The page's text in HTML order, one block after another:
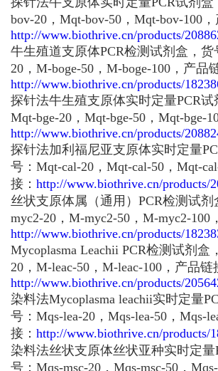
bov-20，Mqt-bov-50，Mqt-bov-100，
http://www.biothrive.cn/products/
牛生殖道支原体PCR检测试剂盒，货
20，M-boge-50，M-boge-100，产品
http://www.biothrive.cn/products/
探针法牛生殖支原体实时定量PCR试
Mqt-bge-20，Mqt-bge-50，Mqt-bge-
http://www.biothrive.cn/products/
探针法加利福尼亚支原体实时定量
号：Mqt-cal-20，Mqt-cal-50，Mqt-
接： http://www.biothrive.cn/products/
丝状支原体属（通用）PCR检测试
myc2-20，M-myc2-50，M-myc2-100
http://www.biothrive.cn/products/
Mycoplasma Leachii PCR检测试剂盒
20，M-leac-50，M-leac-100，产品链
http://www.biothrive.cn/products/
染料法Mycoplasma leachii实时定量
号：Mqs-lea-20，Mqs-lea-50，Mqs-
接： http://www.biothrive.cn/products/
染料法丝状支原体丝状亚种实时定量
号：Mqs-msc-20，Mqs-msc-50，